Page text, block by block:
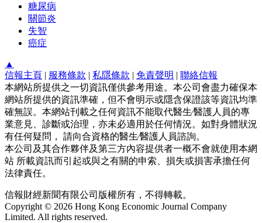
糖尿病
關節炎
失智
癌症
▲
信報主頁 | 服務條款 | 私隱條款 | 免責聲明 | 聯絡信報
本網站所提供之一切資訊僅供參考用途。本公司會盡力確保本
網站所提供的資訊準確，但不會明示或隱含保證該等資訊均準
確無誤。本網站刊載之任何資訊不能取代醫生∕醫護人員的專
業意見、診斷或治理，亦未必適用於任何情況。如對身體狀況
有任何疑問， 請向合資格的醫生∕醫護人員諮詢。
本公司及其合作夥伴及第三方內容提供者一概不會就使用本網
站 所載資訊而引起或與之有關的申索、損失或損害承擔任何
法律責任。
信報財經新聞有限公司版權所有，不得轉載。
Copyright © 2026 Hong Kong Economic Journal Company
Limited. All rights reserved.